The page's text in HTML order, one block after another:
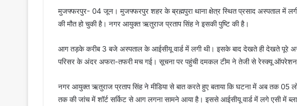
मुजफ्फरपुर- 04 जून। मुजफ्फरपुर शहर के ब्रह्मपुरा थाना क्षेत्र स्थित प्रसाद अस्पताल में
की मौत हो चुकी है। नगर आयुक्त ऋतुराज प्रताप सिंह ने इसकी पुष्टि की है।
आग तड़के करीब 3 बजे अस्पताल के आईसीयू वार्ड में लगी थी। इसके बाद देखते ही देखते पूरे
परिसर के अंदर अफरा-तफरी मच गई। सूचना पर पहुंची दमकल टीम ने तेजी से रेस्क्यू
नगर आयुक्त ऋतुराज प्रताप सिंह ने मीडिया से बात करते हुए बताया कि घटना में अब तक 05
तक की जांच में शॉर्ट सर्किट से आग लगना सामने आया है। इससे आईसीयू वार्ड में लगे एसी में